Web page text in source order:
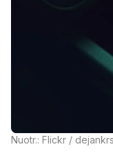
Nuotr.: Flickr /